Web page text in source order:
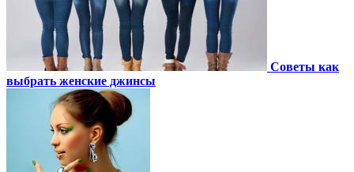
Советы как
выбрать женские джинсы